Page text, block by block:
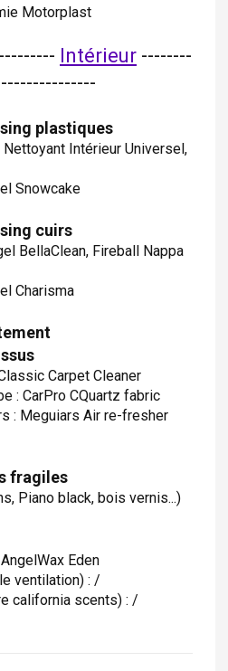
Motorplast
Intérieur --------
plastiques
Intérieur Universel,
Snowcake
cuirs
BellaClean, Fireball Nappa
Charisma
Carpet Cleaner
: CarPro CQuartz fabric
: Meguiars Air re-fresher
fragiles
Piano black, bois vernis...)
Eden
ventilation) : /
california scents) : /